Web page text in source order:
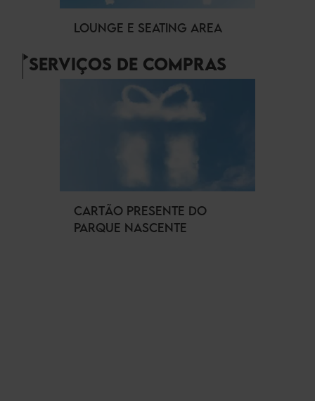
LOUNGE E SEATING AREA
SERVIÇOS DE COMPRAS
CARTÃO PRESENTE DO
PARQUE NASCENTE